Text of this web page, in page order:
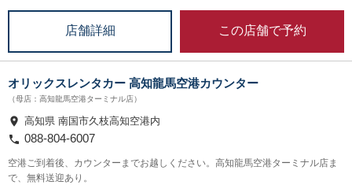
店舗詳細 この店舗で予約
オリックスレンタカー 高知龍馬空港カウンター
（母店：高知龍馬空港ターミナル店）
高知県 南国市久枝高知空港内
088-804-6007
空港ご到着後、カウンターまでお越しください。高知龍馬空港ターミナル店ま
で、無料送迎あり。